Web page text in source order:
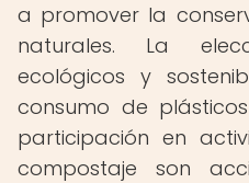
a promover la
naturales. La
ecológicos y
consumo de
participación en
compostaje son